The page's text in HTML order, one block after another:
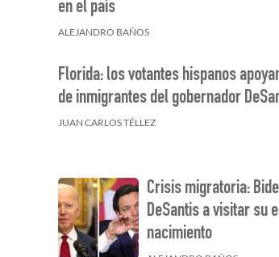
en el país
ALEJANDRO BAÑOS
Florida: los votantes hispanos
de inmigrantes del gobernador
JUAN CARLOS TÉLLEZ
Crisis migratoria:
DeSantis a visitar su
nacimiento